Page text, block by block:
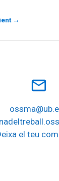
→
mail_outline
el teu